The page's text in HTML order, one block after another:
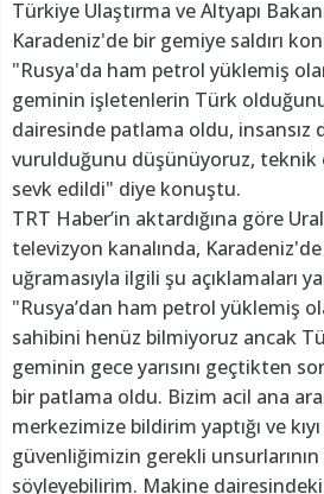
Türkiye Ulaştırma ve Altyapı
Karadeniz'de bir gemiye saldırı
"Rusya'da ham petrol yüklemiş
geminin işletenlerin Türk
dairesinde patlama oldu, insansız
vurulduğunu düşünüyoruz, teknik
sevk edildi" diye konuştu.
TRT Haber’in aktardığına göre
televizyon kanalında,
uğramasıyla ilgili şu açıklamaları
"Rusya’dan ham petrol yüklemiş
sahibini henüz bilmiyoruz ancak
geminin gece yarısını geçtikten
bir patlama oldu. Bizim acil ana
merkezimize bildirim yaptığı ve
güvenliğimizin gerekli
söyleyebilirim. Makine